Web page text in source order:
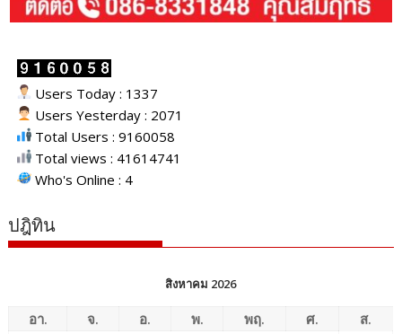
Users Today : 1337
Users Yesterday : 2071
Total Users : 9160058
Total views : 41614741
Who's Online : 4
ปฎิทิน
สิงหาคม 2026
อา. จ. อ. พ. พฤ. ศ.
ส.